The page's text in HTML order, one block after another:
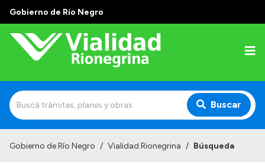
Gobierno de Río Negro
Buscar
Gobierno de Río Negro / Vialidad Rionegrina / Búsqueda